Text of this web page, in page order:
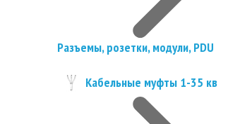
Разъемы, розетки, модули, PDU
Кабельные муфты 1-35 кв